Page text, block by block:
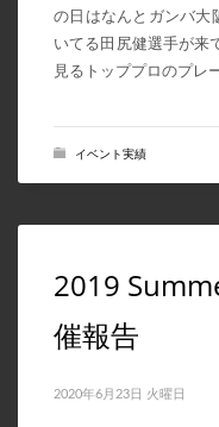
2023年5月
2023年4月
2023年1月
2022年10月
2022年9月
2022年7月
の日はなんとガンバ大
いてる田尻健選手が来
見るトッププロのプレ
イベント実績
2019
催報告
2020年6月23日 火曜日